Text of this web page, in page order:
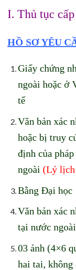
I. Thủ tục
HỒ SƠ YÊU
Giấy chứng
ngoài hoặc ở
tế
Văn bản xác
hoặc bị truy
định của
ngoài (Lý lịch
Bằng Đại học
Văn bản xác
tại nước
03 ảnh (4×6
hai tai, không